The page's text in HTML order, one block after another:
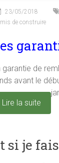
23/05/2018
de construire
garantie de
avant le
Lire la suite
si je